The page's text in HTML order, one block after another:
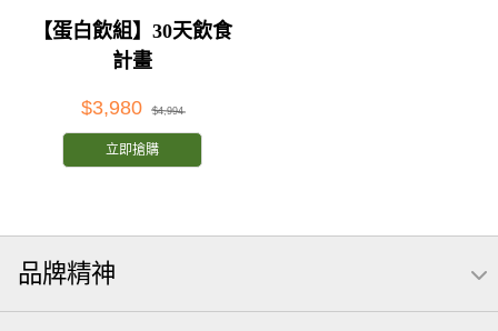
【蛋白飲組】30天飲食
計畫
$3,980 $4,994
立即搶購
品牌精神